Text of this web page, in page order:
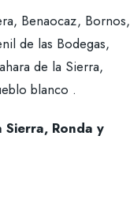
Benaocaz, Bornos,
de las Bodegas,
de la Sierra,
blanco .
Ronda y